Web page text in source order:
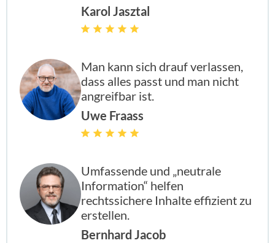
Karol Jasztal
Man kann sich drauf verlassen,
dass alles passt und man nicht
angreifbar ist.
Uwe Fraass
Umfassende und „neutrale
Information“ helfen
rechtssichere Inhalte effizient zu
erstellen.
Bernhard Jacob
enthalten
enthalten enthalten